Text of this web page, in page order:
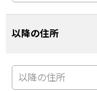
以降の住所